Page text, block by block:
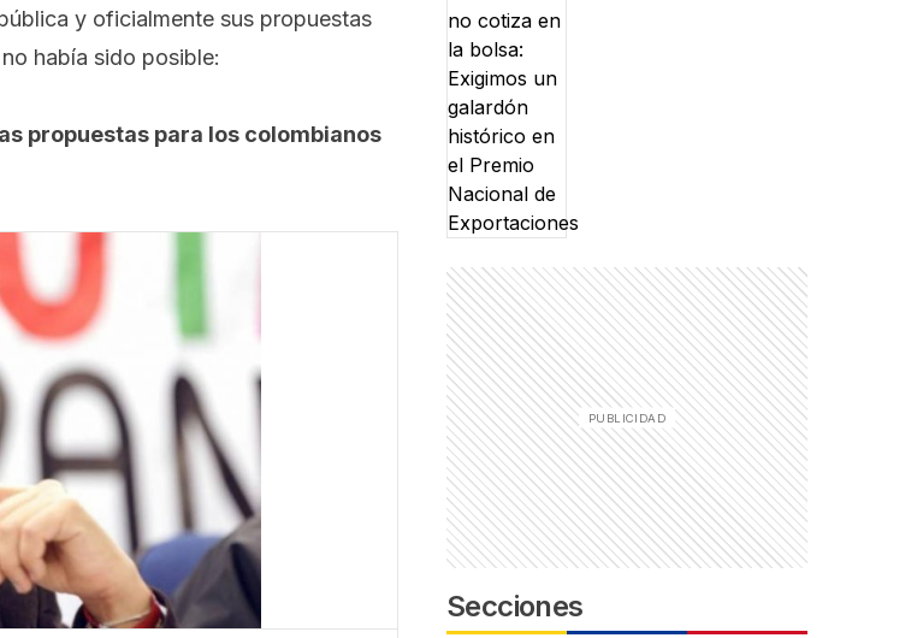
y oficialmente sus propuestas
había sido posible:
propuestas para los colombianos
Secciones